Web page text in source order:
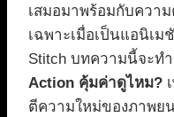
เสมอมาพร้อมกับควา
เฉพาะเมื่อเป็นแอนิเ
Stitch บทความนี้จะท
Action คุ้มค่าดูไหม?
ตีความใหม่ของภาพย